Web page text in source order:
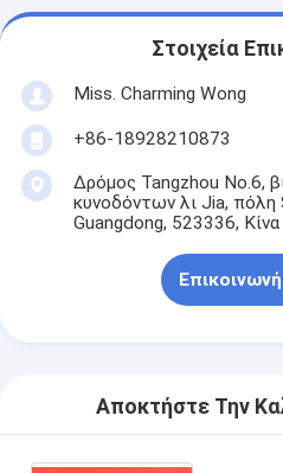
Στοιχεία
Miss. Charming Wong
+86-18928210873
Δρόμος Tangzhou No.6,
κυνοδόντων λι Jia, πόλη
Guangdong, 523336, Κίνα
Αποκτήστε Την